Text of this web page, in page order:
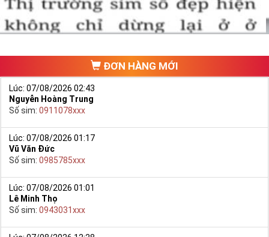
- Cách nhanh nhất để chọn mua được Sim Tứ Quý 2 là bạn vào
trang chủ của Sim Tiền Giang, chọn mục “
Sim giảm giá
“ ở ngay đầu
trang chủ. Đây là danh sách sim được đại lý giảm giá vì một số lý
Ngoài ra quý khách chưa ưng ý về Sim Tứ Quý 2 có cũng thể tham
khảo thêm Sim Vinaphone,Sim Gmobile, Sim Tứ Quý Giữa
ĐƠN HÀNG MỚI
Lúc: 07/08/2026 02:43
Nguyễn Hoàng Trung
Số sim: 0911078xxx
Lúc: 07/08/2026 01:17
Vũ Văn Đức
Số sim: 0985785xxx
Lúc: 07/08/2026 01:01
Lê Minh Thọ
Số sim: 0943031xxx